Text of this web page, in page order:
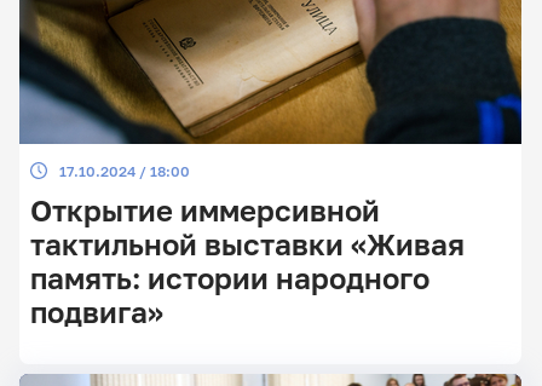
17.10.2024 / 18:00
Открытие иммерсивной
тактильной выставки «Живая
память: истории народного
подвига»